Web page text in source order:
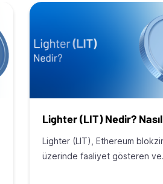
Lighter (LIT) Nedir? Nasıl
Lighter (LIT), Ethereum
üzerinde faaliyet gösteren